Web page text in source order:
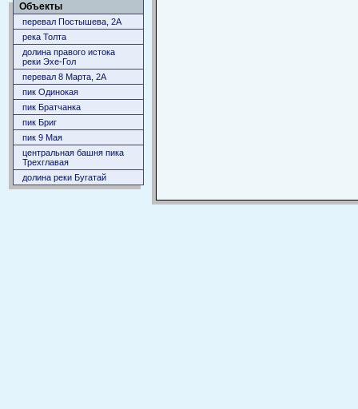
Объекты
перевал Постышева, 2А
река Толта
долина правого истока
реки Эхе-Гол
перевал 8 Марта, 2А
пик Одинокая
пик Братчанка
пик Бриг
пик 9 Мая
центральная башня пика
Трехглавая
долина реки Бугатай